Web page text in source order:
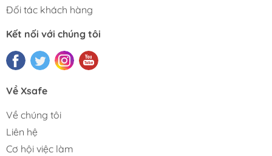
Đối tác khách hàng
Kết nối với chúng tôi
Về Xsafe
Về chúng tôi
Liên hệ
Cơ hội việc làm